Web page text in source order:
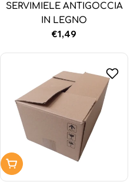
SERVIMIELE ANTIGOCCIA
IN LEGNO
Prezzo
€1,49
Aggiungi al carrello